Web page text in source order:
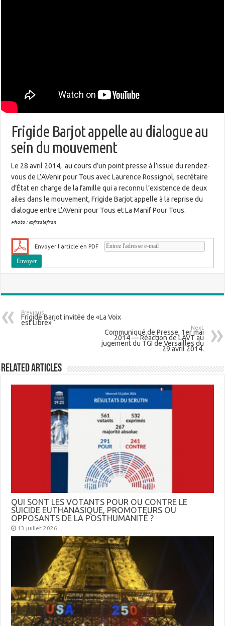
Frigide Barjot appelle au dialogue au
sein du mouvement
Le 28 avril 2014, au cours d’un point presse à l’issue du rendez-
vous de L’AVenir pour Tous avec Laurence Rossignol, secrétaire
d’État en charge de la famille qui a reconnu l’existence de deux
ailes dans le mouvement, Frigide Barjot appelle à la reprise du
dialogue entre L’AVenir pour Tous et La Manif Pour Tous.
Photo : @frsalefran
Envoyer l'article en PDF
Previous
Frigide Barjot invitée de «La Voix
est Libre»
Next
Communiqué de Presse, 1er mai
2014 — Réaction de LAVT au
jugement du TGI de Versailles du
29 avril 2014.
Related Articles
QUI SONT LES VOTANTS POUR OU CONTRE LE
SUICIDE EUTHANASIQUE, PROMOTEURS OU
OPPOSANTS DE LA POSTHUMANITÉ ?
13 juillet 2026